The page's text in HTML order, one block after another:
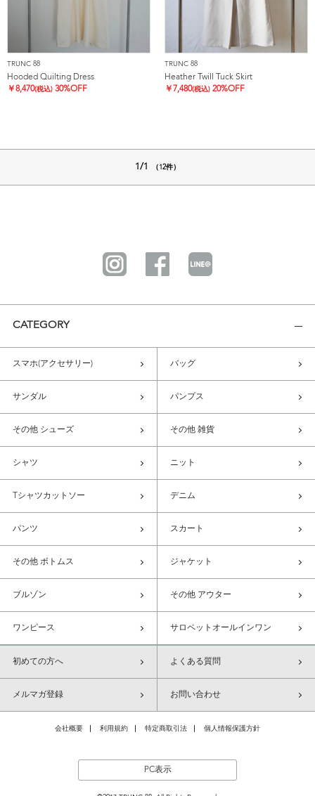
TRUNC 88
Hooded Quilting Dress
￥8,470(税込) 30%OFF
TRUNC 88
Heather Twill Tuck Skirt
￥ 7,480(税込) 20%OFF
1/1 （12件）
CATEGORY
スマホ(アクセサリー) バッグ
サンダル パンプス
その他 シューズ その他 雑貨
シャツ ニット
Tシャツカットソー デニム
パンツ スカート
その他 ボトムス ジャケット
ブルゾン その他 アウター
ワンピース サロペットオールインワン
初めての方へ よくある質問
メルマガ登録 お問い合わせ
会社概要 利用規約 特定商取引法 個人情報保護方針
PC表示